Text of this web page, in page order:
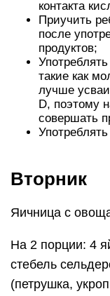
контакта
Приучить
после
продуктов;
такие как
лучше
D, поэтому
совершать
Вторник
Яичница с
На 2 порции: 4
стебель
(петрушка,